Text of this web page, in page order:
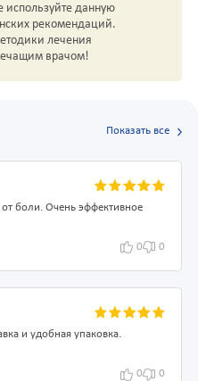
данную
рекомендаций.
лечения
врачом!
Показать все
боли. Очень эффективное
0 0
и удобная упаковка.
0 0